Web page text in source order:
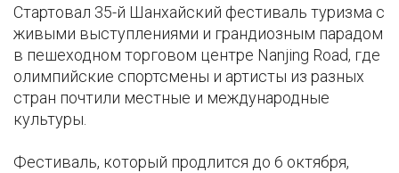
Стартовал 35-й Шанхайский фестиваль туризма с
живыми выступлениями и грандиозным парадом
в пешеходном торговом центре Nanjing Road, где
олимпийские спортсмены и артисты из разных
стран почтили местные и международные
культуры.
Фестиваль, который продлится до 6 октября,